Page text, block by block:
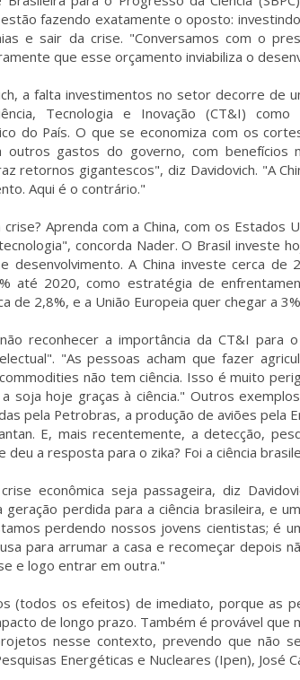
fazendo exatamente o oposto:
e sair da crise. "Conversamos com o
que esse orçamento inviabiliza o
a falta investimentos no setor decorre de
Tecnologia e Inovação (CT&I)
do País. O que se economiza com os
outros gastos do governo, com benefícios
retornos gigantescos", diz Davidovich. "A
Aqui é o contrário."
Aprenda com a China, com os Estados
concorda Nader. O Brasil investe
desenvolvimento. A China investe cerca
até 2020, como estratégia de
de 2,8%, e a União Europeia quer chegar a
reconhecer a importância da CT&I para
"As pessoas acham que fazer
não tem ciência. Isso é muito
soja hoje graças à ciência." Outros
pela Petrobras, a produção de aviões pela
E, mais recentemente, a detecção,
deu a resposta para o zika? Foi a ciência
econômica seja passageira, diz
geração perdida para a ciência brasileira, e
perdendo nossos jovens cientistas; é
para arrumar a casa e recomeçar depois
e logo entrar em outra."
(todos os efeitos) de imediato, porque as
de longo prazo. Também é provável
nesse contexto, prevendo que não
Energéticas e Nucleares (Ipen), José